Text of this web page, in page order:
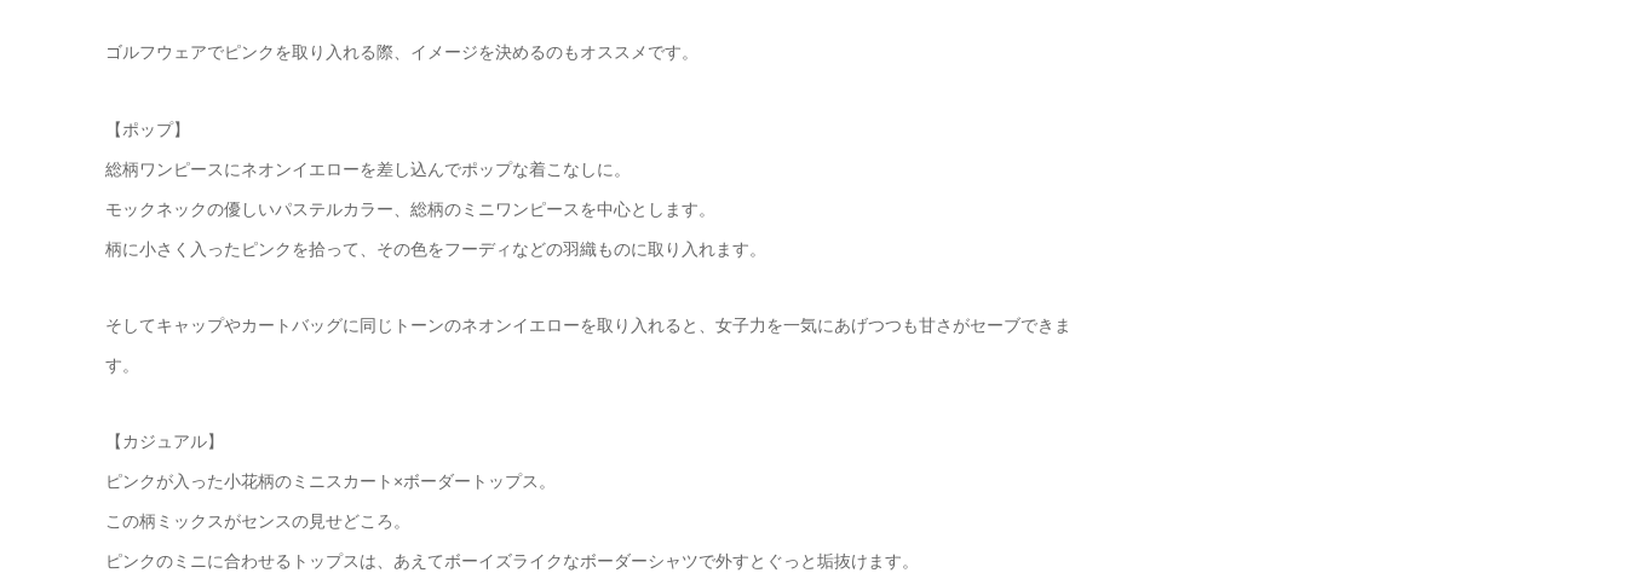
ゴルフウェアでピンクを取り入れる際、イメージを決めるのもオススメです。
【ポップ】
総柄ワンピースにネオンイエローを差し込んでポップな着こなしに。
モックネックの優しいパステルカラー、総柄のミニワンピースを中心とします。
柄に小さく入ったピンクを拾って、その色をフーディなどの羽織ものに取り入れます。
そしてキャップやカートバッグに同じトーンのネオンイエローを取り入れると、女子力を一気にあげつつも甘さがセーブできま
す。
【カジュアル】
ピンクが入った小花柄のミニスカート×ボーダートップス。
この柄ミックスがセンスの見せどころ。
ピンクのミニに合わせるトップスは、あえてボーイズライクなボーダーシャツで外すとぐっと垢抜けます。